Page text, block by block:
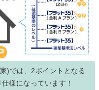
)では、2ポイントとなる
様になっています！